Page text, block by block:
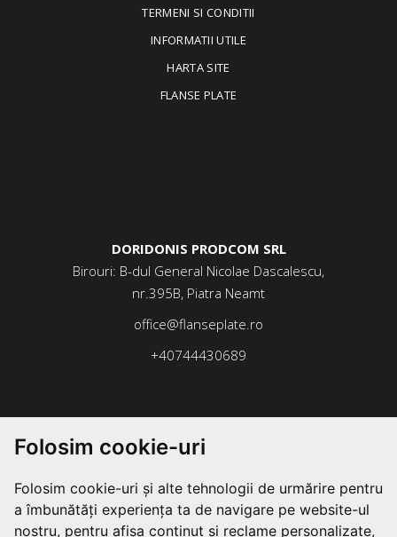
Folosim cookie-uri
Folosim cookie-uri și alte tehnologii de urmărire pentru
a îmbunătăți experiența ta de navigare pe website-ul
nostru, pentru afișa conținut și reclame personalizate,
TERMENI SI CONDITII
INFORMATII UTILE
HARTA SITE
FLANSE PLATE
DORIDONIS PRODCOM SRL
Birouri: B-dul General Nicolae Dascalescu,
nr.395B, Piatra Neamt
office@flanseplate.ro
+40744430689